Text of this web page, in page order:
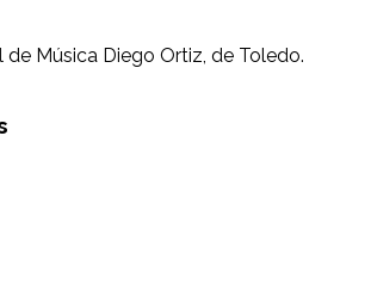
de Música Diego Ortiz, de Toledo.